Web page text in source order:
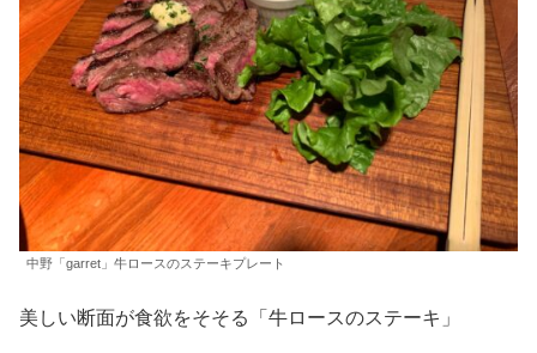
中野「garret」牛ロースのステーキプレート
美しい断面が食欲をそそる「牛ロースのステーキ」